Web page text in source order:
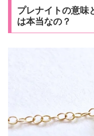
プレナイトの意味
は本当なの？